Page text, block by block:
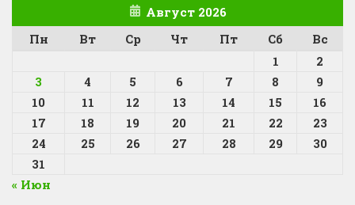
Август 2026
Пн
Вт Ср Чт Пт Сб
Вс
1
2
3
4 5 6 7 8
9
10
11 12 13 14 15
16
17
18 19 20 21 22
23
24
25 26 27 28 29
30
31
« Июн